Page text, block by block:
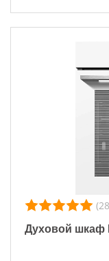
Духовой шкаф